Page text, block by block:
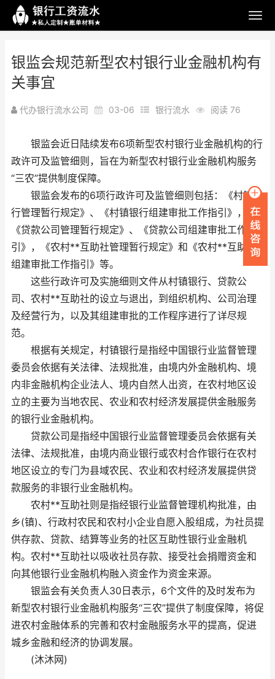
银监会规范新型农村银行业金融机构有
关事宜
代办银行流水公司 03-06 银行流水 阅读 76
银监会近日陆续发布6项新型农村银行业金融机构的行
政许可及监管细则，旨在为新型农村银行业金融机构服务
“三农”提供制度保障。
银监会发布的6项行政许可及监管细则包括：《村镇银
行管理暂行规定》、《村镇银行组建审批工作指引》，
《贷款公司管理暂行规定》、《贷款公司组建审批工作指
引》，《农村**互助社管理暂行规定》和《农村**互助社
组建审批工作指引》等。
这些行政许可及实施细则文件从村镇银行、贷款公
司、农村**互助社的设立与退出，到组织机构、公司治理
及经营行为，以及其组建审批的工作程序进行了详尽规
范。
根据有关规定，村镇银行是指经中国银行业监督管理
委员会依据有关法律、法规批准，由境内外金融机构、境
内非金融机构企业法人、境内自然人出资，在农村地区设
立的主要为当地农民、农业和农村经济发展提供金融服务
的银行业金融机构。
贷款公司是指经中国银行业监督管理委员会依据有关
法律、法规批准，由境内商业银行或农村合作银行在农村
地区设立的专门为县域农民、农业和农村经济发展提供贷
款服务的非银行业金融机构。
农村**互助社则是指经银行业监督管理机构批准，由
乡(镇)、行政村农民和农村小企业自愿入股组成，为社员提
供存款、贷款、结算等业务的社区互助性银行业金融机
构。农村**互助社以吸收社员存款、接受社会捐赠资金和
向其他银行业金融机构融入资金作为资金来源。
银监会有关负责人30日表示，6个文件的及时发布为
新型农村银行业金融机构服务“三农”提供了制度保障，将促
进农村金融体系的完善和农村金融服务水平的提高，促进
城乡金融和经济的协调发展。
(沐沐网)